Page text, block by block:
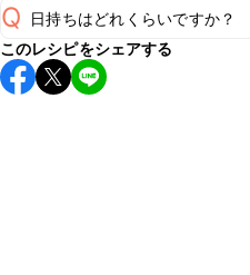
Q 日持ちはどれくらいですか？
保存期間は冷蔵で翌日中が目
し上がりください。
このレシピをシェアする